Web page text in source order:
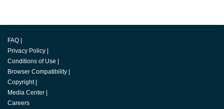
FAQ
Privacy Policy
Conditions of Use
Browser Compatibility
Copyright
Media Center
Careers